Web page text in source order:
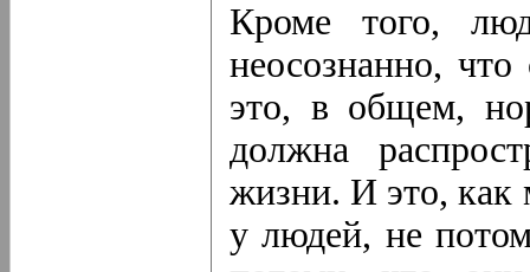
Кроме того,
неосознанно,
это, в общем,
должна
жизни. И это, как
у людей, не